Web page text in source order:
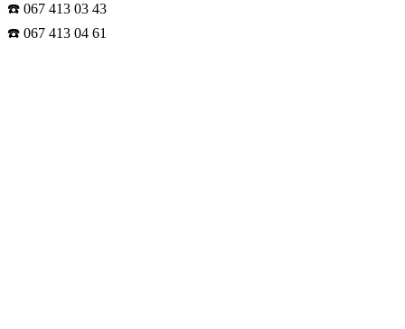
☎️ 067 413 03 43
☎️ 067 413 04 61